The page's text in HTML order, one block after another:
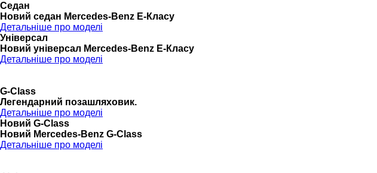
Седан
Новий седан Mercedes-Benz Е-Класу
Детальніше про моделі
Універсал
Новий універсал Mercedes-Benz E-Класу
Детальніше про моделі
G-Class
Легендарний позашляховик.
Детальніше про моделі
Новий G-Class
Новий Mercedes-Benz G-Class
Детальніше про моделі